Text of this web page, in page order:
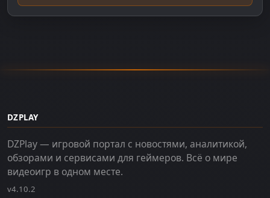
DZPLAY
DZPlay — игровой портал с новостями, аналитикой,
обзорами и сервисами для геймеров. Всё о мире
видеоигр в одном месте.
v4.10.2